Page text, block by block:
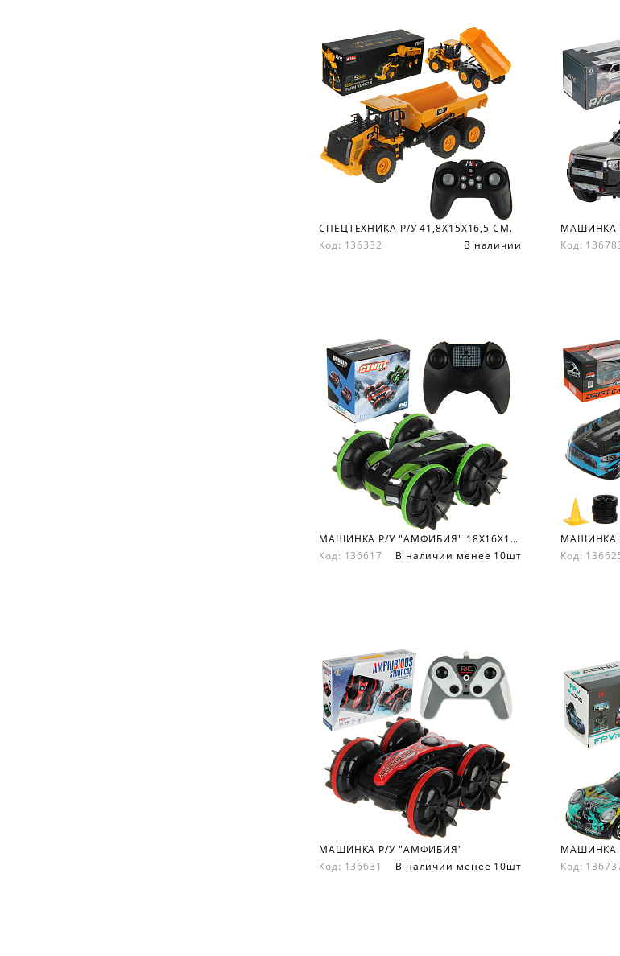
СПЕЦТЕХНИКА Р/У 41,8Х15Х16,5 СМ.
Код: 136332
В наличии
МАШИНКА
Код:
МАШИНКА Р/У "АМФИБИЯ" 18Х16Х17 СМ.
Код: 136617
В наличии менее 10шт
МАШИНКА
Код:
МАШИНКА Р/У "АМФИБИЯ"
Код: 136631
В наличии менее 10шт
МАШИНКА
Код: